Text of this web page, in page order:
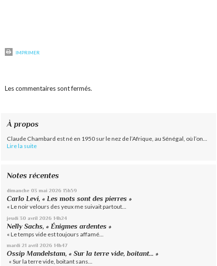
IMPRIMER
Les commentaires sont fermés.
À propos
Claude Chambard est né en 1950 sur le nez de l’Afrique, au Sénégal, où l’on...
Lire la suite
Notes récentes
dimanche 03 mai 2026 15h59
Carlo Levi, « Les mots sont des pierres »
« Le noir velours des yeux me suivait partout...
jeudi 30 avril 2026 14h24
Nelly Sachs, « Énigmes ardentes »
« Le temps vide est toujours affamé...
mardi 21 avril 2026 14h47
Ossip Mandelstam, « Sur la terre vide, boitant… »
« Sur la terre vide, boitant sans...